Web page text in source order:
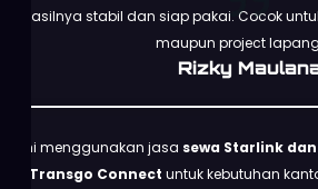
hasilnya stabil dan siap pakai. Cocok
maupun project
Rizky
Kami menggunakan jasa sewa Starlink
Transgo Connect untuk kebutuhan